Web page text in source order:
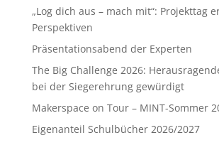
„Log dich aus – mach mit“: Projekttag
Perspektiven
Präsentationsabend der Experten
The Big Challenge 2026:
bei der Siegerehrung gewürdigt
Makerspace on Tour – MINT-Sommer
Eigenanteil Schulbücher 2026/2027